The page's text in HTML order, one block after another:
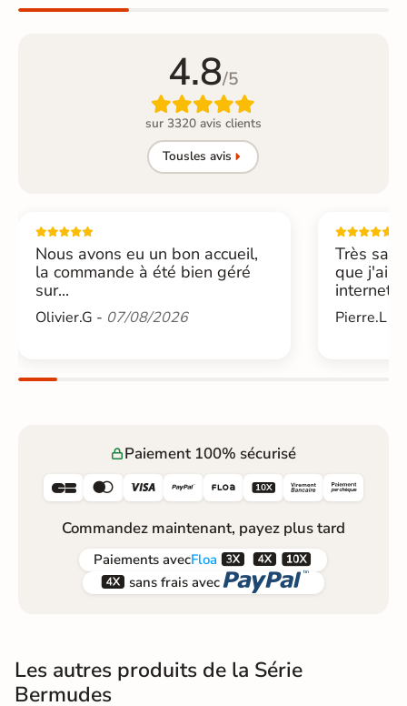
4.8/5

sur 3320 avis clients
Tousles avis
Nous avons eu un bon accueil,
la commande à été bien géré
sur...
Olivier.G - 07/08/2026
Très
que j'ai
internet....
Pierre.L -
Paiement 100% sécurisé
     
Commandez maintenant, payez plus tard
Paiements avecFloa  
 sans frais avec 
Les autres produits de la Série
Bermudes